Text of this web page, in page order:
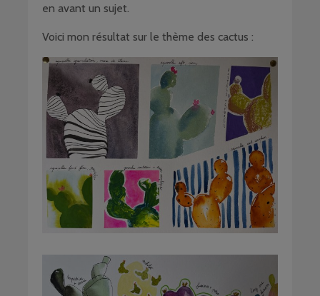
en avant un sujet.
Voici mon résultat sur le thème des cactus :